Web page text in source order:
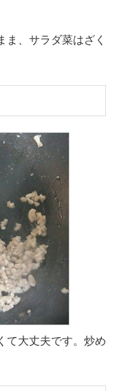
ま、サラダ菜はざく
て大丈夫です。炒め